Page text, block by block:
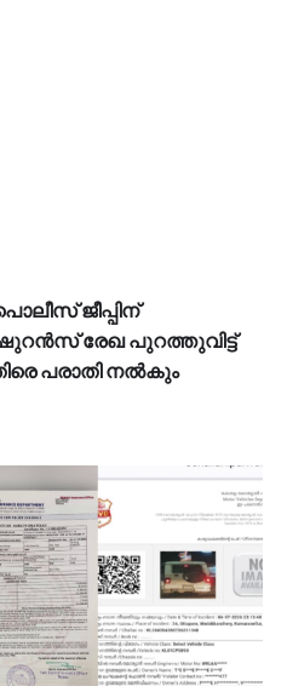
ജീപ്പിന്
രേഖ പുറത്തുവിട്ട്
പരാതി നൽകും